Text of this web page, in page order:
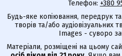
Телефон: +380
Будь-яке копіювання, передрук
творів та/або аудіовізуальних
Images - суворо
Матеріали, розміщені на цьому